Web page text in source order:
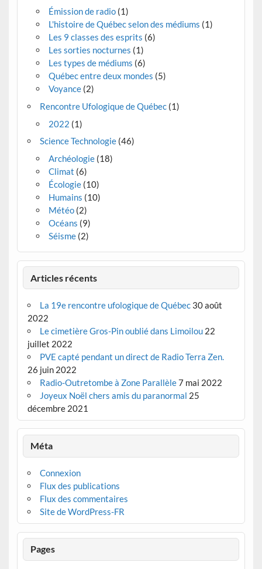
Émission de radio(1)
L'histoire de Québec selon des médiums (1)
Les 9 classes des esprits (6)
Les sorties nocturnes (1)
Les types de médiums (6)
Québec entre deux mondes (5)
Voyance(2)
Rencontre Ufologique de Québec(1)
2022 (1)
Science Technologie(46)
Archéologie(18)
Climat (6)
Écologie(10)
Humains (10)
Météo(2)
Océans (9)
Séisme(2)
Articles récents
La 19e rencontre ufologique de Québec 30 août
2022
Le cimetière Gros-Pin oublié dans Limoilou 22
juillet 2022
PVE capté pendant un direct de Radio Terra Zen.
26 juin 2022
Radio-Outretombe à Zone Parallèle7 mai 2022
Joyeux Noël chers amis du paranormal 25
décembre 2021
Méta
Connexion
Flux des publications
Flux des commentaires
Site de WordPress-FR
Pages